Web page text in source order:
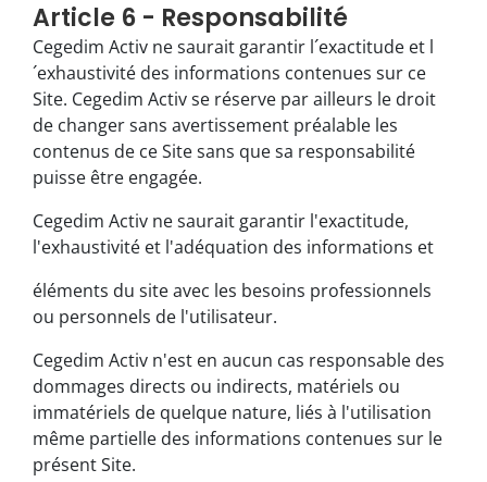
Article 6 - Responsabilité
Cegedim Activ ne saurait garantir l´exactitude et l
´exhaustivité des informations contenues sur ce
Site. Cegedim Activ se réserve par ailleurs le droit
de changer sans avertissement préalable les
contenus de ce Site sans que sa responsabilité
puisse être engagée.
Cegedim Activ ne saurait garantir l'exactitude,
l'exhaustivité et l'adéquation des informations et
éléments du site avec les besoins professionnels
ou personnels de l'utilisateur.
Cegedim Activ n'est en aucun cas responsable des
dommages directs ou indirects, matériels ou
immatériels de quelque nature, liés à l'utilisation
même partielle des informations contenues sur le
présent Site.